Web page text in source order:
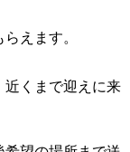
えます。
近くまで迎えに来